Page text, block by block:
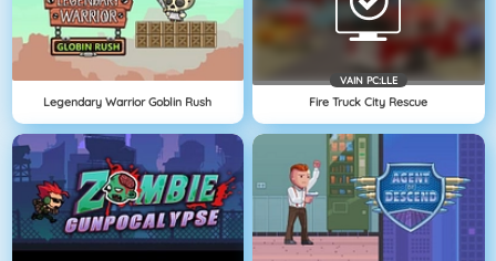
Legendary Warrior Goblin Rush
VAIN PC:LLE
Fire Truck City Rescue